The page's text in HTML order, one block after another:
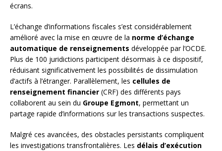
écrans.
L’échange d’informations fiscales s’est considérablement
amélioré avec la mise en œuvre de la norme d’échange
automatique de renseignements développée par l’OCDE.
Plus de 100 juridictions participent désormais à ce dispositif,
réduisant significativement les possibilités de dissimulation
d’actifs à l’étranger. Parallèlement, les cellules de
renseignement financier (CRF) des différents pays
collaborent au sein du Groupe Egmont, permettant un
partage rapide d’informations sur les transactions suspectes.
Malgré ces avancées, des obstacles persistants compliquent
les investigations transfrontalières. Les délais d’exécution